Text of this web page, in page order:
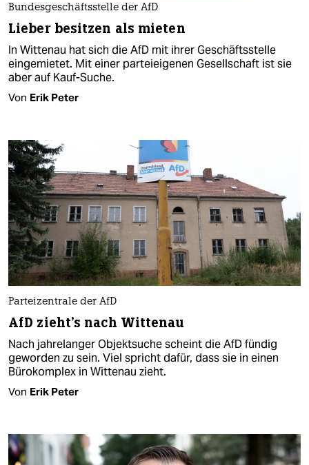
Bundesgeschäftsstelle der AfD
Lieber besitzen als mieten
In Wittenau hat sich die AfD mit ihrer Geschäftsstelle
eingemietet. Mit einer parteieigenen Gesellschaft ist sie
aber auf Kauf-Suche.
Von Erik Peter
Parteizentrale der AfD
AfD zieht's nach Wittenau
Nach jahrelanger Objektsuche scheint die AfD fündig
geworden zu sein. Viel spricht dafür, dass sie in einen
Bürokomplex in Wittenau zieht.
Von Erik Peter